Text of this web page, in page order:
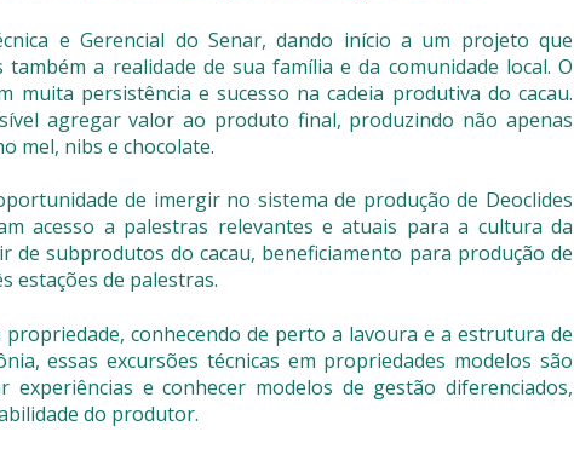
e Gerencial do Senar, dando início a um projeto que
a realidade de sua família e da comunidade local. O
persistência e sucesso na cadeia produtiva do cacau.
agregar valor ao produto final, produzindo não apenas
mel, nibs e chocolate.
de imergir no sistema de produção de Deoclides
acesso a palestras relevantes e atuais para a cultura da
de subprodutos do cacau, beneficiamento para produção de
estações de palestras.
conhecendo de perto a lavoura e a estrutura de
essas excursões técnicas em propriedades modelos são
e conhecer modelos de gestão diferenciados,
do produtor.